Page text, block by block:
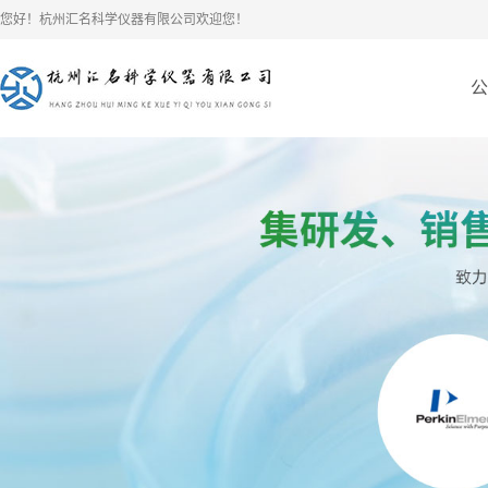
您好！杭州汇名科学仪器有限公司欢迎您！